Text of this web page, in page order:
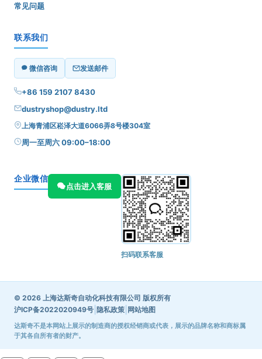
常见问题
联系我们
微信咨询 发送邮件
+86 159 2107 8430
dustryshop@dustry.ltd
上海青浦区崧泽大道6066弄8号楼304室
周一至周六 09:00–18:00
企业微信
点击进入客服
扫码联系客服
© 2026 上海达斯奇自动化科技有限公司 版权所有
沪ICP备2022020949号 隐私政策 网站地图
达斯奇不是本网站上展示的制造商的授权经销商或代表，展示的品牌名称和商标属
于其各自所有者的财产。